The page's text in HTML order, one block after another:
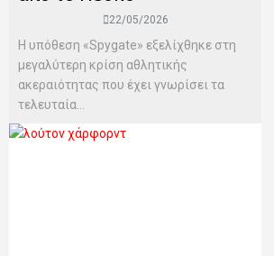
22/05/2026
Η υπόθεση «Spygate» εξελίχθηκε στη
μεγαλύτερη κρίση αθλητικής
ακεραιότητας που έχει γνωρίσει τα
τελευταία...